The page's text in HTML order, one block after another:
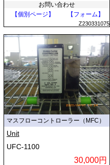
お問い合わせ
【個別ページ】
【フォーム】
Z230331075
マスフローコントローラー（MFC）
Unit
UFC-1100
30,000円